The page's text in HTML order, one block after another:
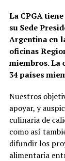
La CPGA
su Sede
Argentina en
oficinas
miembros. La
34 países
Nuestros
apoyar, y
culinaria de
como así
difundir los
alimentaria